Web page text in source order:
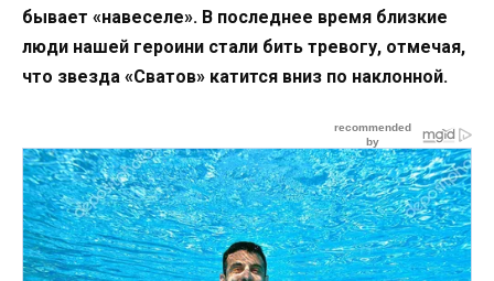
бывает «навеселе». В последнее время близкие
люди нашей героини стали бить тревогу, отмечая,
что звезда «Сватов» катится вниз по наклонной.